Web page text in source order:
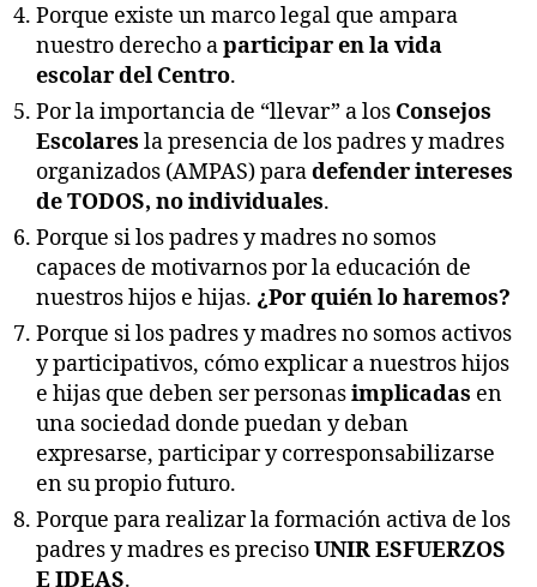
Porque existe un marco legal que ampara
nuestro derecho aparticipar en la vida
escolar del Centro.
Por la importancia de “llevar” a los Consejos
Escolares la presencia de los padres y madres
organizados (AMPAS) paradefenderintereses
de TODOS, no individuales.
Porque si los padres y madres no somos
capaces de motivarnos por la educación de
nuestros hijos e hijas. ¿Por quién lo haremos?
Porque si los padres y madres no somos activos
y participativos, cómo explicar a nuestros hijos
e hijas que deben ser personasimplicadas en
una sociedad donde puedan y deban
expresarse, participar y corresponsabilizarse
en su propio futuro.
Porque para realizar la formación activa de los
padres y madres es precisoUNIR ESFUERZOS
E IDEAS.